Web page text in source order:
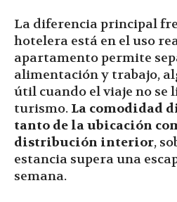
La diferencia principal
hotelera está en el uso
apartamento permite
alimentación y trabajo,
útil cuando el viaje no se
turismo. La comodidad
tanto de la ubicación
distribución interior,
estancia supera una
semana.